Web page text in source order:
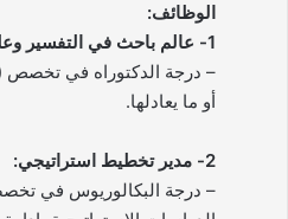
الوظائف:
1- عالم باحث في التفسير وعلوم القرآن:
– درجة الدكتوراه في تخصص
أو ما يعادلها.
2- مدير تخطيط استراتيجي:
– درجة البكالوريوس في